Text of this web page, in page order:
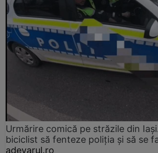
Urmărire comică pe străzile din
biciclist să fenteze poliția și să se
adevarul.ro